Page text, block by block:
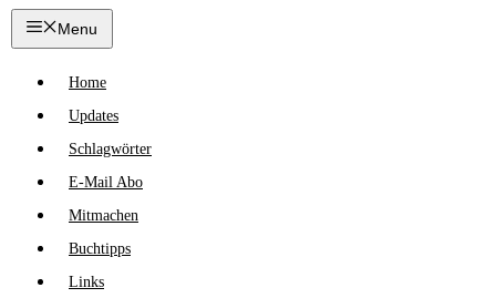
Zum
Inhalt
Menu
Home
Updates
Schlagwörter
E-Mail Abo
Mitmachen
Buchtipps
Links